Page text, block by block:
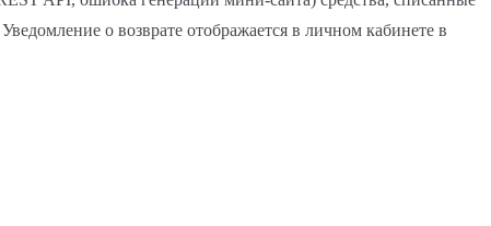
о возврате отображается в личном кабинете в